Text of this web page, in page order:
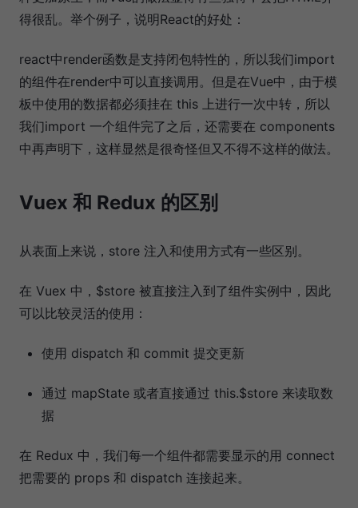
得很乱。举个例子，说明React的好处：
react中render函数是支持闭包特性的，所以我们import
的组件在render中可以直接调用。但是在Vue中，由于模
板中使用的数据都必须挂在 this 上进行一次中转，所以
我们import 一个组件完了之后，还需要在 components
中再声明下，这样显然是很奇怪但又不得不这样的做法。
Vuex 和 Redux 的区别
从表面上来说，store 注入和使用方式有一些区别。
在 Vuex 中，$store 被直接注入到了组件实例中，因此
可以比较灵活的使用：
使用 dispatch 和 commit 提交更新
通过 mapState 或者直接通过 this.$store 来读取数
据
在 Redux 中，我们每一个组件都需要显示的用 connect
把需要的 props 和 dispatch 连接起来。